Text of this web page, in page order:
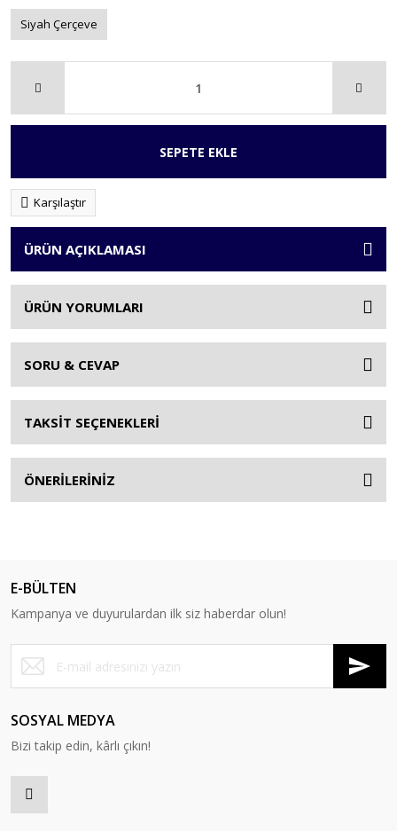
Siyah Çerçeve
SEPETE EKLE
Karşılaştır
ÜRÜN AÇIKLAMASI
ÜRÜN YORUMLARI
SORU & CEVAP
TAKSİT SEÇENEKLERİ
ÖNERİLERİNİZ
E-BÜLTEN
Kampanya ve duyurulardan ilk siz haberdar olun!
SOSYAL MEDYA
Bizi takip edin, kârlı çıkın!